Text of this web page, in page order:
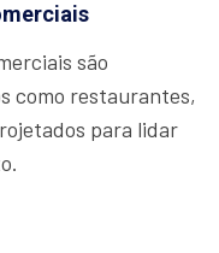
são
como restaurantes,
para lidar